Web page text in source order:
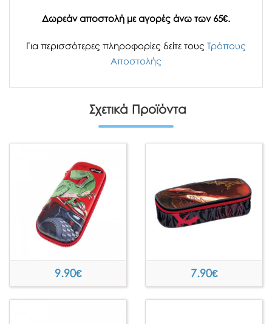
Δωρεάν αποστολή με αγορές άνω των 65€.
Για περισσότερες πληροφορίες δείτε τους Τρόπους
Αποστολής
Σχετικά Προϊόντα
9.90€ 7.90€